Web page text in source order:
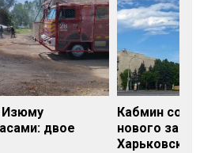
Изюму
двое
Кабмин
нового